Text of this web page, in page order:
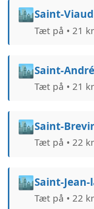
🏙️Saint-Viaud
Tæt på • 21
🏙️Saint-
Tæt på • 21
🏙️Saint-
Tæt på • 22
🏙️Saint-
Tæt på • 22